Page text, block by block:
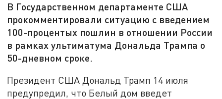
В Государственном департаменте США
прокомментировали ситуацию с введением
100-процентых пошлин в отношении России
в рамках ультиматума Дональда Трампа о
50-дневном сроке.
Президент США Дональд Трамп 14 июля
предупредил, что Белый дом введет